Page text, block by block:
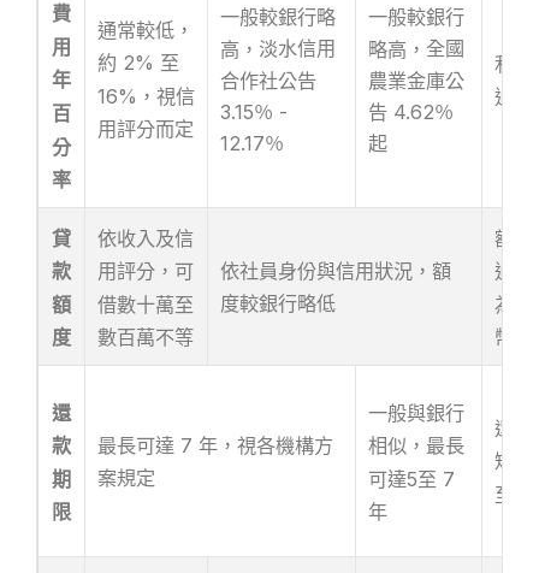
費
用
年
百
分
率
通常較低，
約 2% 至
16%，視信
用評分而定
一般較銀行略
高， 淡水信用
合作社公告
3.15％ -
12.17％
一般較銀行
略高， 全國
農業金庫公
告 4.62％
起
利率
通常
貸
款
額
度
依收入及信
用評分，可
借數十萬至
數百萬不等
依社員身份與信用狀況，額
度較銀行略低
額度
通常
為數
幣
還
款
期
限
最長可達 7 年，視各機構方
案規定
一般與銀行
相似，最長
可達5至 7
年
還款
短，
至 3